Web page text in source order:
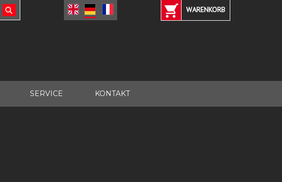
WARENKORB
SERVICE KONTAKT